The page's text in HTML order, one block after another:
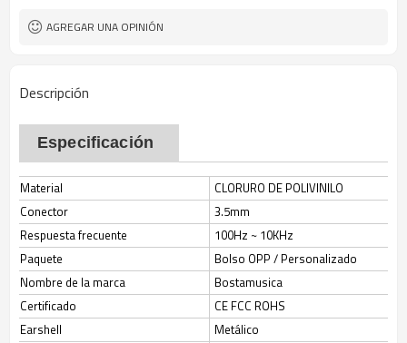
AGREGAR UNA OPINIÓN
Descripción
Especificación
Material
CLORURO DE POLIVINILO
Conector
3.5mm
Respuesta frecuente
100Hz ~ 10KHz
Paquete
Bolso OPP / Personalizado
Nombre de la marca
Bostamusica
Certificado
CE FCC ROHS
Earshell
Metálico